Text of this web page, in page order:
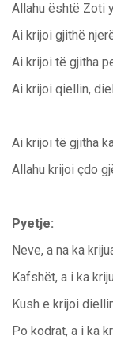
Allahu është Zoti
Ai krijoi gjithë
Ai krijoi të gjitha
Ai krijoi qiellin,
Ai krijoi të gjitha
Allahu krijoi çdo
Pyetje:
Neve, a na ka
Kafshët, a i ka
Kush e krijoi
Po kodrat, a i ka